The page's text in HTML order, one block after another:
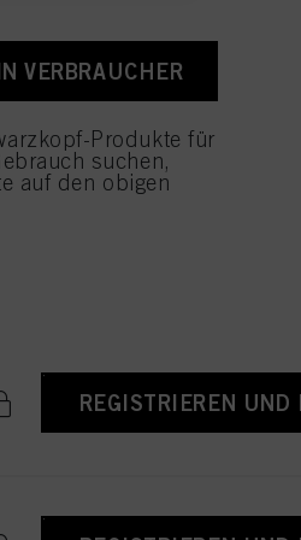
REGISTRIEREN
REGISTRIEREN
REGISTRIEREN UND
VERBRAUCHER
Produkte für
suchen,
auf den obigen
(Abschnitt
Zukunft widerrufen,
Link befindet. Weitere
den detaillierten
von Cookies
klicken,
Zwecke zu. Wenn
Verfügung zu stellen.